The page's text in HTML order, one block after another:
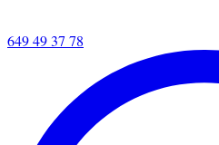
649 49 37 78